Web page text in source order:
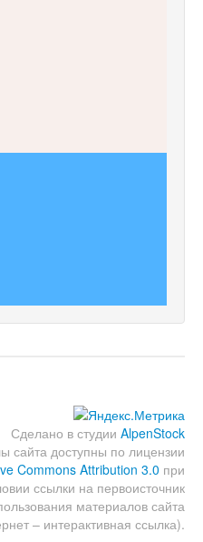
Сделано в студии AlpenStock
сайта доступны по лицензии
Commons Attribution 3.0 при
ссылки на первоисточник
материалов сайта
– интерактивная ссылка).